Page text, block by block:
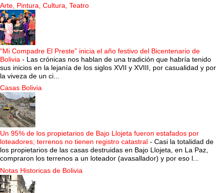
Arte, Pintura, Cultura, Teatro
“Mi Compadre El Preste” inicia el año festivo del Bicentenario de
Bolivia - Las crónicas nos hablan de una tradición que habría tenido
sus inicios en la lejanía de los siglos XVII y XVIII, por casualidad y por
la viveza de un ci...
Casas Bolivia
Un 95% de los propietarios de Bajo Llojeta fueron estafados por
loteadores; terrenos no tienen registro catastral - Casi la totalidad de
los propietarios de las casas destruidas en Bajo Llojeta, en La Paz,
compraron los terrenos a un loteador (avasallador) y por eso l...
Notas Historicas de Bolivia